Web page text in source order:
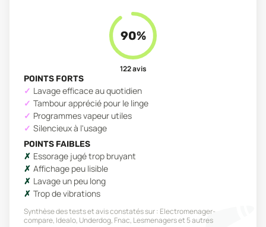
90%
122avis
POINTS FORTS
Lavage efficace au quotidien
Tambour apprécié pour le linge
Programmes vapeur utiles
Silencieux à l'usage
POINTS FAIBLES
Essorage jugé trop bruyant
Affichage peu lisible
Lavage un peu long
Trop de vibrations
Synthèse des tests et avis constatés sur : Electromenager-
compare, Idealo, Underdog, Fnac, Lesmenagerset 5 autres